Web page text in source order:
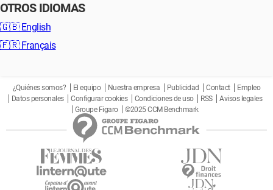
OTROS IDIOMAS
🇬🇧 English
🇫🇷 Français
¿Quiénes somos? El equipo Nuestra empresa Publicidad Contact
Empleo
Datos personales
Configurar cookies Condiciones de uso RSS
Avisos legales
Groupe Figaro
©2025 CCM Benchmark